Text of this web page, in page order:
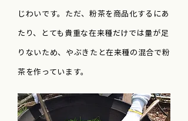
じわいです。ただ、粉茶を商品化するにあ
たり、とても貴重な在来種だけでは量が足
りないため、やぶきたと在来種の混合で粉
茶を作っています。